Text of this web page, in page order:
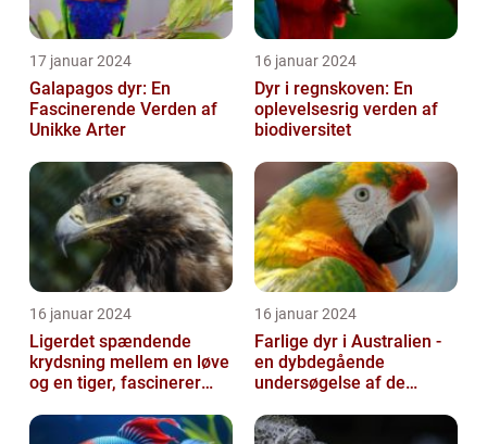
17 januar 2024
Galapagos dyr: En
Fascinerende Verden af
Unikke Arter
16 januar 2024
Dyr i regnskoven: En
oplevelsesrig verden af
biodiversitet
16 januar 2024
Ligerdet spændende
krydsning mellem en løve
og en tiger, fascinerer
verden
16 januar 2024
Farlige dyr i Australien -
en dybdegående
undersøgelse af de